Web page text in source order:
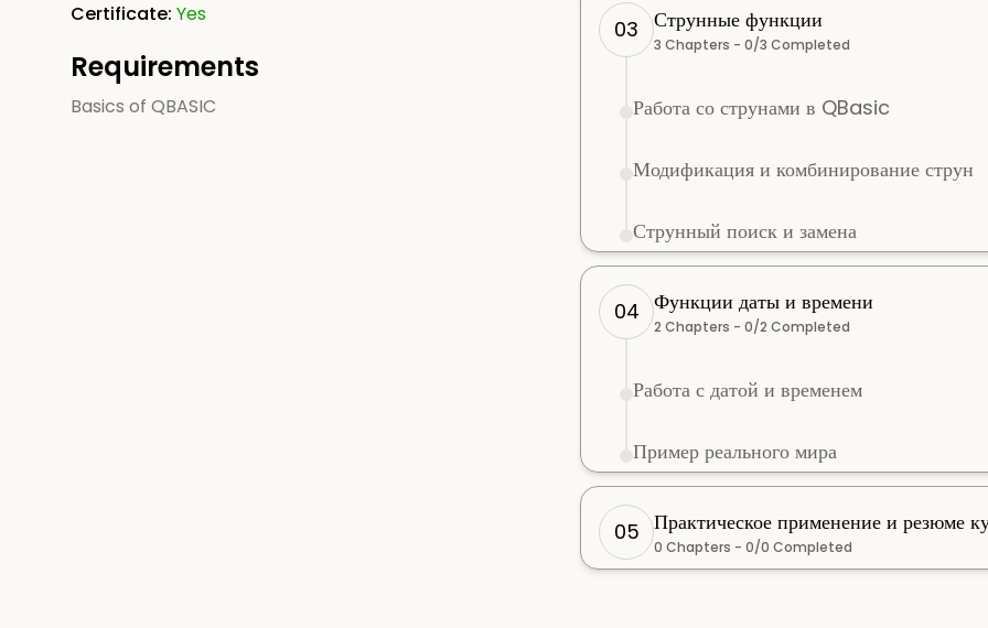
Certificate: Yes
Requirements
Basics of QBASIC
03 Струнные функции
3 Chapters - 0/3 Completed
Работа со струнами в QBasic
Модификация и комбинирование струн
Струнный поиск и замена
04 Функции даты и времени
2 Chapters - 0/2 Completed
Работа с датой и временем
Пример реального мира
05 Практическое применение и резюме
0 Chapters - 0/0 Completed